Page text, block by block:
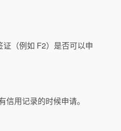
（例如 F2）是否可以申
信用记录的时候申请。